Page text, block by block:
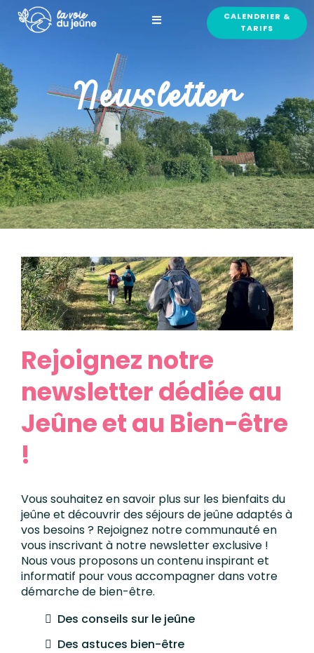
CALENDRIER &
TARIFS
Newsletter
Rejoignez notre
newsletter dédiée au
Jeûne et au Bien-être
!
Vous souhaitez en savoir plus sur les bienfaits du
jeûne et découvrir des séjours de jeûne adaptés à
vos besoins ? Rejoignez notre communauté en
vous inscrivant à notre newsletter exclusive !
Nous vous proposons un contenu inspirant et
informatif pour vous accompagner dans votre
démarche de bien-être.
Des conseils sur le jeûne
Des astuces bien-être